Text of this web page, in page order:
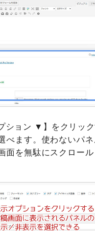
ション ▼】をクリッ
べます。使わないパ
面を無駄にスクロー